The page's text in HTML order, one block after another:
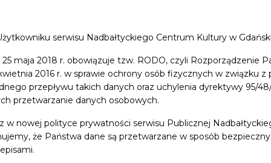
serwisu Nadbałtyckiego Centrum Kultury w
maja 2018 r. obowiązuje tzw. RODO, czyli Rozporządzenie
2016 r. w sprawie ochrony osób fizycznych w związku
przepływu takich danych oraz uchylenia dyrektywy 95/
przetwarzanie danych osobowych.
w nowej polityce prywatności serwisu Publicznej
że Państwa dane są przetwarzane w sposób
iCal
w dziedzinie innowacji kulturalnych.
przegapić zapisz się do naszego